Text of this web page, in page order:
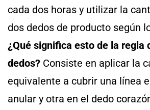
cada dos horas y utilizar la
dos dedos de producto según
¿Qué significa esto de la regla
dedos? Consiste en aplicar la
equivalente a cubrir una línea
anular y otra en el dedo